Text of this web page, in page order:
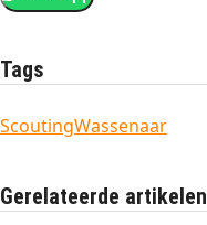
Tags
ScoutingWassenaar
Gerelateerde artikelen